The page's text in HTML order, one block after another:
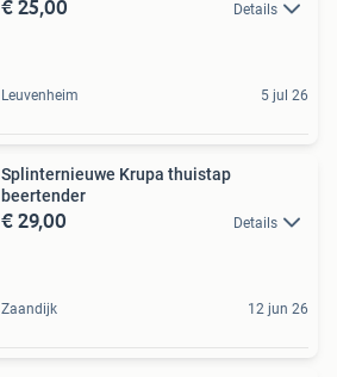
€ 25,00 Details
Leuvenheim 5 jul 26
Splinternieuwe Krupa thuistap
beertender
€ 29,00 Details
Zaandijk 12 jun 26